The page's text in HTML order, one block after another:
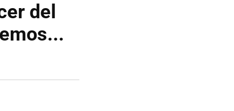
del